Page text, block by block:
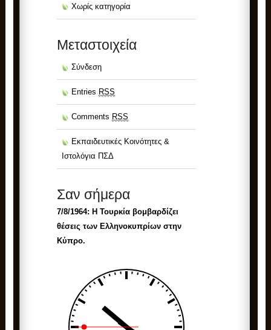
Χωρίς κατηγορία
Μεταστοιχεία
Σύνδεση
Entries RSS
Comments RSS
Εκπαιδευτικές Κοινότητες &
Ιστολόγια ΠΣΔ
Σαν σήμερα
7/8/1964: Η Τουρκία βομβαρδίζει
θέσεις των Ελληνοκυπρίων στην
Κύπρο.